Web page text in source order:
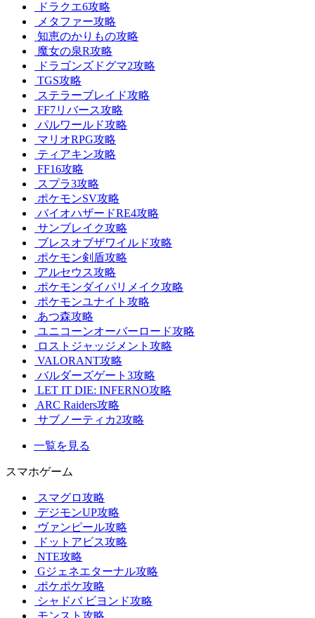
ドラクエ6攻略
メタファー攻略
知恵のかりもの攻略
魔女の泉R攻略
ドラゴンズドグマ2攻略
TGS攻略
ステラーブレイド攻略
FF7リバース攻略
パルワールド攻略
マリオRPG攻略
ティアキン攻略
FF16攻略
スプラ3攻略
ポケモンSV攻略
バイオハザードRE4攻略
サンブレイク攻略
ブレスオブザワイルド攻略
ポケモン剣盾攻略
アルセウス攻略
ポケモンダイパリメイク攻略
ポケモンユナイト攻略
あつ森攻略
ユニコーンオーバーロード攻略
ロストジャッジメント攻略
VALORANT攻略
バルダーズゲート3攻略
LET IT DIE: INFERNO攻略
ARC Raiders攻略
サブノーティカ2攻略
一覧を見る
スマホゲーム
スマグロ攻略
デジモンUP攻略
ヴァンピール攻略
ドットアビス攻略
NTE攻略
Gジェネエターナル攻略
ポケポケ攻略
シャドバ ビヨンド攻略